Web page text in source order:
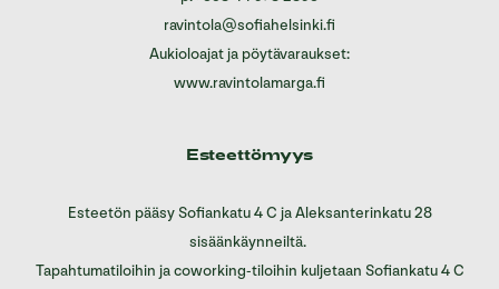
ravintola@sofiahelsinki.fi
Aukioloajat ja pöytävaraukset:
www.ravintolamarga.fi
Esteettömyys
Esteetön pääsy Sofiankatu 4 C ja Aleksanterinkatu 28
sisäänkäynneiltä.
Tapahtumatiloihin ja coworking-tiloihin kuljetaan Sofiankatu 4 C